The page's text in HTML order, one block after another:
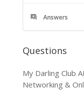
Answers
Questions
My Darling Club
Networking &